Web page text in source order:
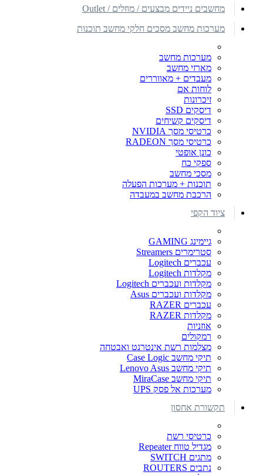
מחשבים ניידים מבצעים / מוזלים / Outlet
מערכות מחשב מסכים חלקי מחשב תוכנות
מערכות מחשב
מארזי מחשב
מעבדים + מאווררים
לוחות אם
זיכרונות
דיסקים SSD
דיסקים קשיחים
כרטיסי מסך NVIDIA
כרטיסי מסך RADEON
כונן אופטי
ספקי כח
מסכי מחשב
תוכנות + מערכות הפעלה
הרכבת מחשב במעבדה
ציוד הקפי
גיימינג GAMING
סטרימרים Streamers
עכברים Logitech
מקלדות Logitech
מקלדות ועכברים Logitech
מקלדות ועכברים Asus
עכברים RAZER
מקלדות RAZER
אוזניות
רמקולים
מצלמות רשת אינטרנט ואבטחה
תיקי מחשב Case Logic
תיקי מחשב Lenovo Asus
תיקי מחשב MiraCase
מערכות אל פסק UPS
תקשורת אחסון
כרטיסי רשת
מגדיל טווח Repeater
מתגים SWITCH
נתבים ROUTERS